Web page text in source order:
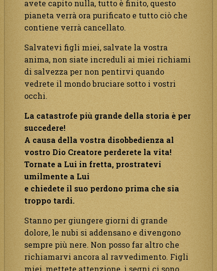
avete capito nulla, tutto è finito, questo
pianeta verrà ora purificato e tutto ciò che
contiene verrà cancellato.
Salvatevi figli miei, salvate la vostra
anima, non siate increduli ai miei richiami
di salvezza per non pentirvi quando
vedrete il mondo bruciare sotto i vostri
occhi.
La catastrofe più grande della storia è per
succedere!
A causa della vostra disobbedienza al
vostro Dio Creatore perderete la vita!
Tornate a Lui in fretta, prostratevi
umilmente a Lui
e chiedete il suo perdono prima che sia
troppo tardi.
Stanno per giungere giorni di grande
dolore, le nubi si addensano e divengono
sempre più nere. Non posso far altro che
richiamarvi ancora al ravvedimento. Figli
miei, mettete attenzione, i segni ci sono